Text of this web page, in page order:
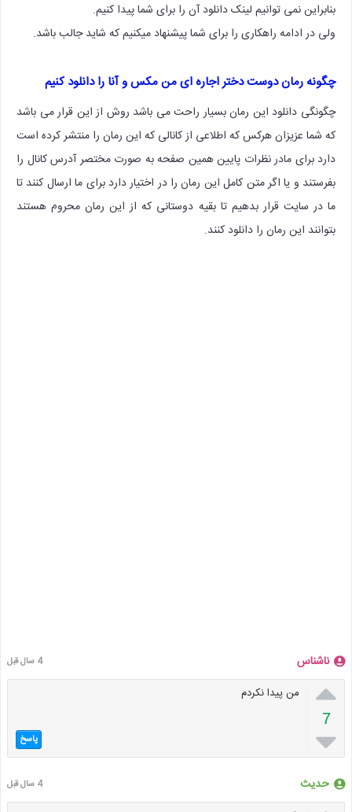
بنابراین نمی توانیم لینک دانلود آن را برای شما پیدا کنیم.
ولی در ادامه راهکاری را برای شما پیشنهاد میکنیم که شاید جالب باشد.
چگونه رمان دوست دختر اجاره ای من مکس و آنا را دانلود کنیم
چگونگی دانلود این رمان بسیار راحت می باشد روش از این قرار می باشد
که شما عزیزان هرکس که اطلاعی از کانالی که این رمان را منتشر کرده است
دارد برای مادر نظرات پایین همین صفحه به صورت مختصر آدرس کانال را
بفرستند و یا اگر متن کامل این رمان را در اختیار دارد برای ما ارسال کنند تا
ما در سایت قرار بدهیم تا بقیه دوستانی که از این رمان محروم هستند
بتوانند این رمان را دانلود کنند.
ناشناس 4 سال قبل

7

من پیدا نکردم
پاسخ
حدیث 4 سال قبل